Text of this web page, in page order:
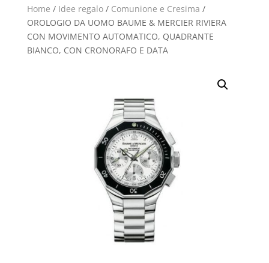
Home / Idee regalo/ Comunione e Cresima /
OROLOGIO DA UOMO BAUME & MERCIER RIVIERA
CON MOVIMENTO AUTOMATICO, QUADRANTE
BIANCO, CON CRONORAFO E DATA